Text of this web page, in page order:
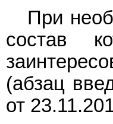
При
состав
(абзац
от